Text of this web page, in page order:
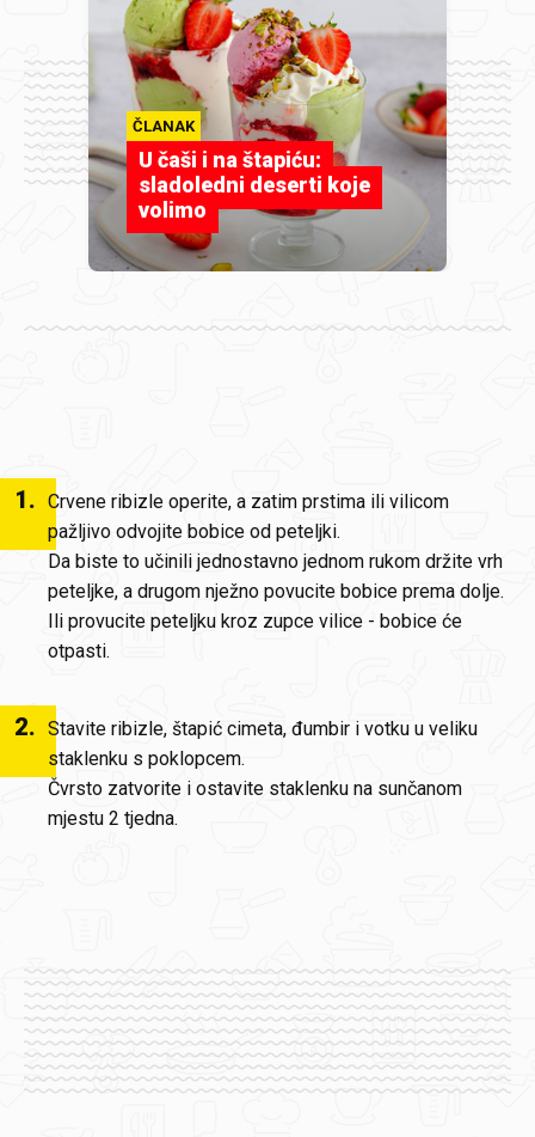
ČLANAK
U čaši i na štapiću:
sladoledni deserti koje
volimo
1. Crvene ribizle operite, a zatim prstima ili vilicom
pažljivo odvojite bobice od peteljki.
Da biste to učinili jednostavno jednom rukom držite vrh
peteljke, a drugom nježno povucite bobice prema dolje.
Ili provucite peteljku kroz zupce vilice - bobice će
otpasti.
2. Stavite ribizle, štapić cimeta, đumbir i votku u veliku
staklenku s poklopcem.
Čvrsto zatvorite i ostavite staklenku na sunčanom
mjestu 2 tjedna.